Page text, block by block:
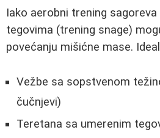
Iako aerobni trening
tegovima (trening snage)
povećanju mišićne mase.
Vežbe sa sopstvenom
čučnjevi)
Teretana sa umerenim